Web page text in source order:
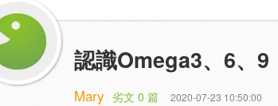
認識Omega3、6、9
Mary 劣文 0 篇 2020-07-23 10:50:00